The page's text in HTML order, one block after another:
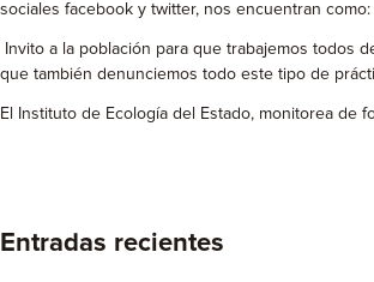
sociales facebook y twitter, nos encuentran como:
Invito a la población para que trabajemos todos
que también denunciemos todo este tipo de
El Instituto de Ecología del Estado, monitorea de
Entradas recientes